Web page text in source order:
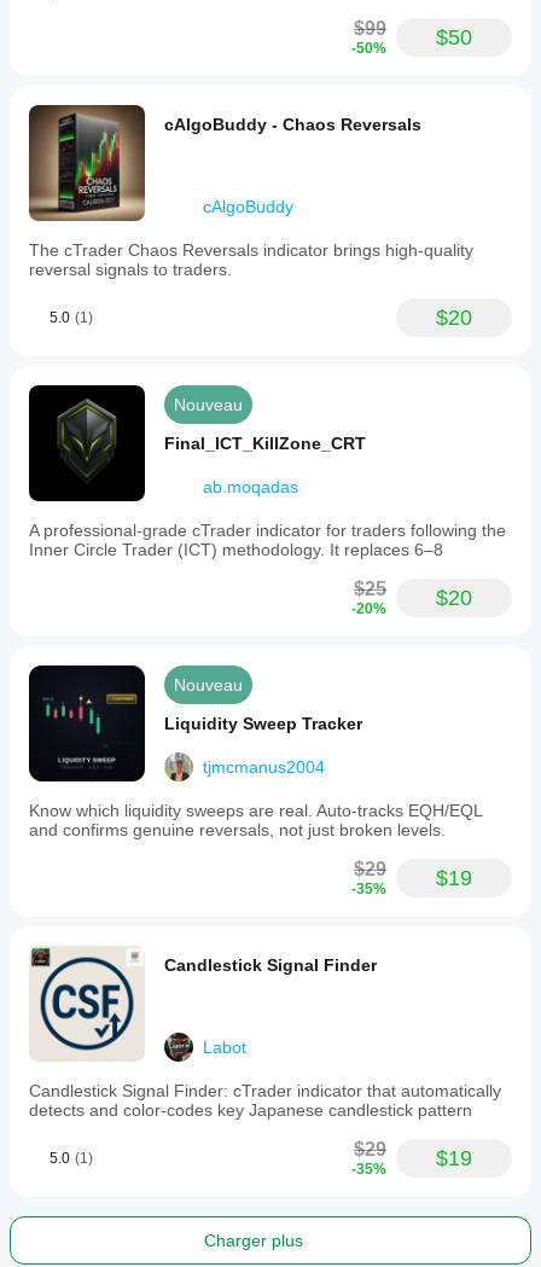
$99
-50% $50
cAlgoBuddy - Chaos Reversals
cAlgoBuddy
The cTrader Chaos Reversals indicator brings high-quality
reversal signals to traders.
5.0 (1) $20
Nouveau
Final_ICT_KillZone_CRT
ab.moqadas
A professional-grade cTrader indicator for traders following the
Inner Circle Trader (ICT) methodology. It replaces 6–8
$25
-20% $20
Nouveau
Liquidity Sweep Tracker
tjmcmanus2004
Know which liquidity sweeps are real. Auto-tracks EQH/EQL
and confirms genuine reversals, not just broken levels.
$29
-35% $19
Candlestick Signal Finder
Labot
Candlestick Signal Finder: cTrader indicator that automatically
detects and color-codes key Japanese candlestick pattern
5.0 (1) $29
-35% $19
Charger plus